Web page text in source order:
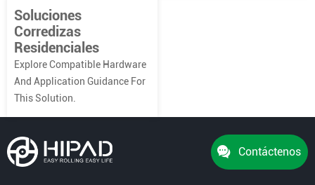
Soluciones
Corredizas
Residenciales
Explore Compatible Hardware
And Application Guidance For
This Solution.
Contáctenos